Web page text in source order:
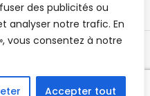
des publicités ou
analyser notre trafic. En
vous consentez à notre
Accepter tout
- Mulhouse- Héricourt |
|Mentions Légales